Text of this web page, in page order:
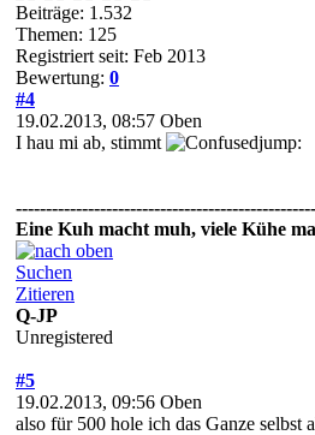
Beiträge: 1.532
Themen: 125
Registriert seit: Feb 2013
Bewertung: 0
#4
19.02.2013, 08:57 Oben
I hau mi ab, stimmt
jump:
Eine Kuh macht muh, viele Kühe
Suchen
Zitieren
Q-JP
Unregistered
#5
19.02.2013, 09:56 Oben
also für 500 hole ich das Ganze selbst